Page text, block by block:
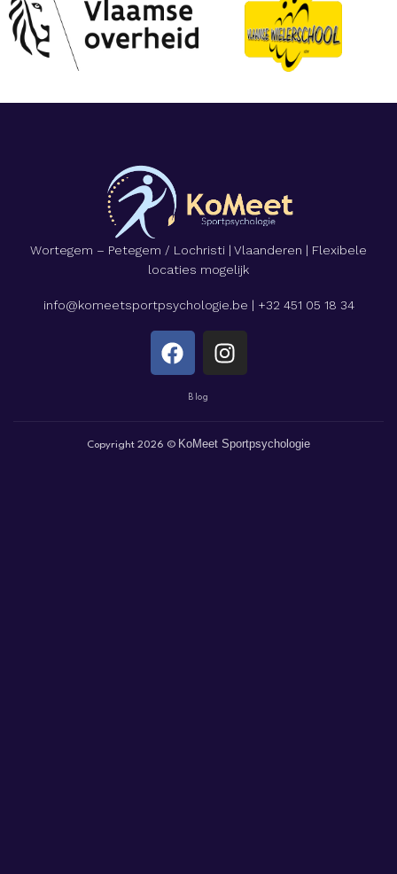
Wortegem – Petegem / Lochristi | Vlaanderen | Flexibele
locaties mogelijk
info@komeetsportpsychologie.be | +32 451 05 18 34
Blog
Copyright 2026 © KoMeet Sportpsychologie